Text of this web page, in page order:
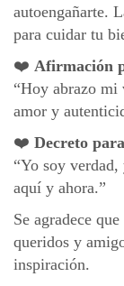
autoengañarte.
para cuidar tu
❤️ Afirmación
“Hoy abrazo mi
amor y
❤️ Decreto
“Yo soy
aquí y ahora.”
Se agradece
queridos y
inspiración.